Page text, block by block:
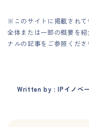
※このサイトに掲載され
全体または一部の概要を
ナルの記事をご参照くださ
Written by : IPイノベ